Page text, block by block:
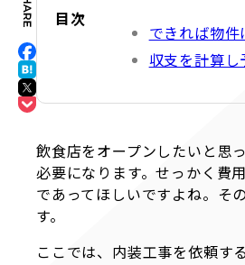
目次
できれば物件
収支を計算し
飲食店をオープンしたいと思
必要になります。せっかく費
であってほしいですよね。そ
す。
ここでは、内装工事を依頼す